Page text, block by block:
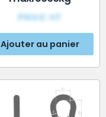
PRIX€ HT
Ajouter au panier